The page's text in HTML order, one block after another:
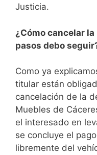
Justicia.
¿Cómo cancelar
pasos debo
Como ya
titular están
cancelación de la
Muebles de
el interesado en
se concluye el
libremente del